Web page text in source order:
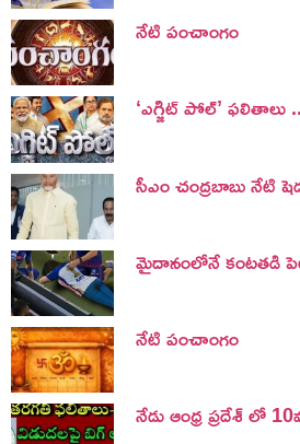
నేటి పంచాంగం
‘ఎగ్జిట్ పోల్’ ఫలితాలు ..
సీఎం చంద్రబాబు నేటి
మైదానంలోనే కంటతడి
నేటి పంచాంగం
నేడు ఆంధ్ర ప్రదేశ్ లో